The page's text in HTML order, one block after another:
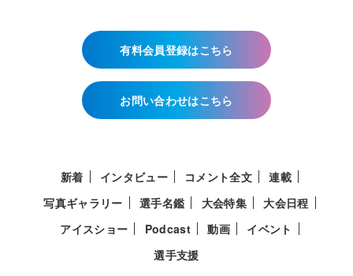
有料会員登録はこちら
お問い合わせはこちら
新着 インタビュー コメント全文
連載
写真ギャラリー
選手名鑑 大会特集
大会日程
アイスショー
Podcast 動画
イベント
選手支援